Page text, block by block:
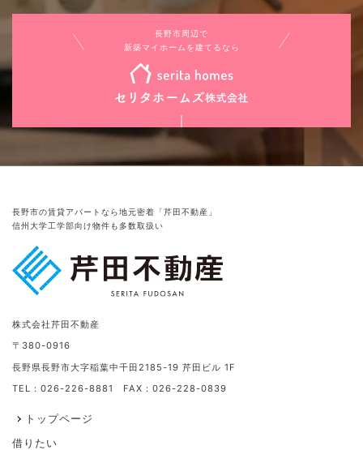
長野市周辺で
新築マイホームを建てるなら
長野市の賃貸アパートなら地元密着「芹田不動産」
信州大学工学部向け物件も多数取扱い
株式会社芹田不動産
〒380-0916
長野県長野市大字稲葉中千田2185-19 芹田ビル 1F
TEL：026-226-8881 FAX：026-228-0839
トップページ
借りたい